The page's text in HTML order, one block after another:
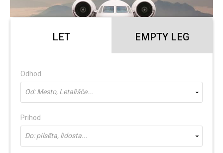
LET EMPTY LEG
Odhod
Od: Mesto, Letališče...
Prihod
Do: pilsēta, lidosta...